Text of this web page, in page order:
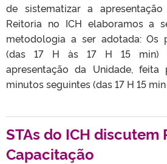
de sistematizar a
Reitoria no ICH elaboramos a
metodologia a ser adotada: Os
(das 17 H às 17 H 15 min)
apresentação da Unidade,
minutos seguintes (das 17 H 15 min
STAs do ICH discutem
Capacitação